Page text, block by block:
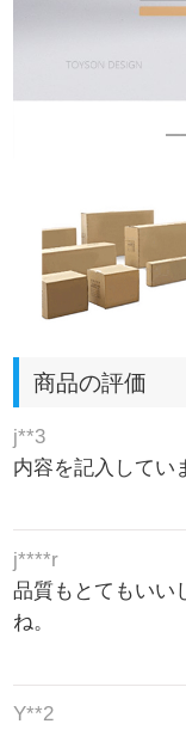
商品の評価
j**3
内容を記入してい
j****r
品質もとてもいい
ね。
Y**2